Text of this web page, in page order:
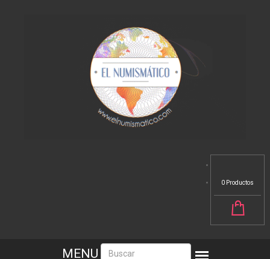
0 Productos